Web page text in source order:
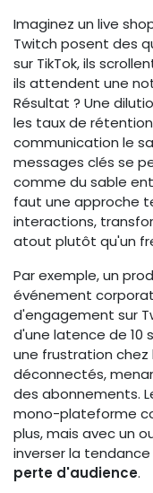
Imaginez un live
Twitch posent des
sur TikTok, ils
ils attendent une
Résultat ? Une
les taux de rétention
communication le
messages clés se
comme du sable
faut une approche
interactions,
atout plutôt qu'un
Par exemple, un
événement
d'engagement sur
d'une latence de 10
une frustration chez
déconnectés,
des abonnements.
mono-plateforme
plus, mais avec un
inverser la
perte d'audience.